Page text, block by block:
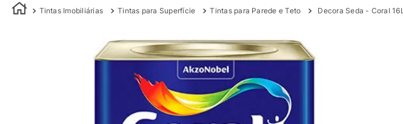
Tintas Imobiliárias Tintas para Superfície Tintas para Parede e Teto Decora Seda - Coral 16L